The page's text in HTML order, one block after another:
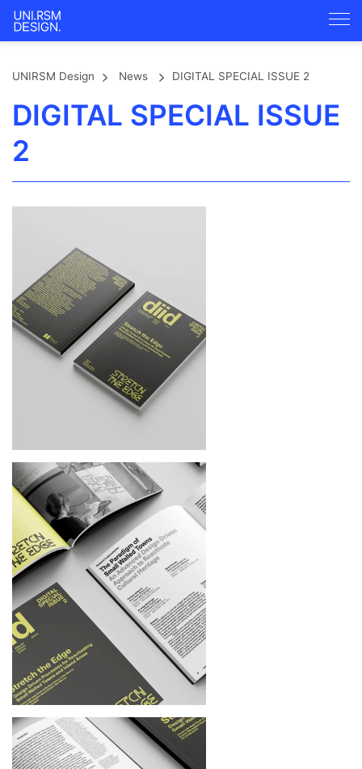
UNIRSM Design News DIGITAL SPECIAL ISSUE 2
DIGITAL SPECIAL ISSUE
2